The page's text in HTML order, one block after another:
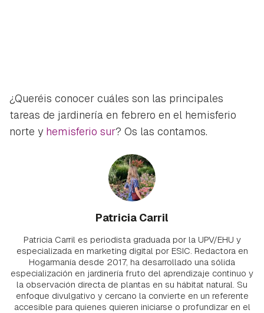
¿Queréis conocer cuáles son las principales
tareas de jardinería en febrero en el hemisferio
norte y hemisferio sur? Os las contamos.
Patricia Carril
Patricia Carril es periodista graduada por la UPV/EHU y
especializada en marketing digital por ESIC. Redactora en
Hogarmanía desde 2017, ha desarrollado una sólida
especialización en jardinería fruto del aprendizaje continuo y
la observación directa de plantas en su hábitat natural. Su
enfoque divulgativo y cercano la convierte en un referente
accesible para quienes quieren iniciarse o profundizar en el